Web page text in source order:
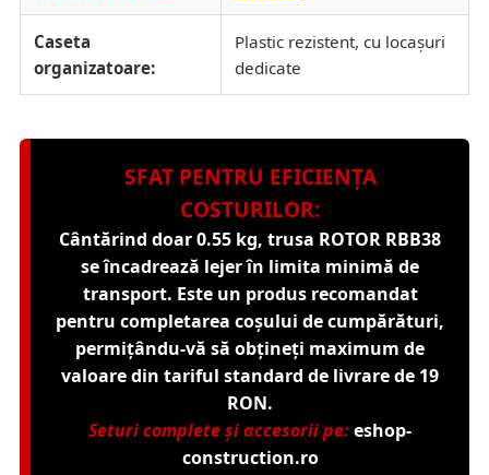
Caseta
organizatoare:
Plastic rezistent, cu locașuri
dedicate
SFAT PENTRU EFICIENȚA
COSTURILOR:
Cântărind doar 0.55 kg, trusa ROTOR RBB38
se încadrează lejer în limita minimă de
transport. Este un produs recomandat
pentru completarea coșului de cumpărături,
permițându-vă să obțineți maximum de
valoare din tariful standard de livrare de 19
RON.
Seturi complete și accesorii pe:eshop-
construction.ro